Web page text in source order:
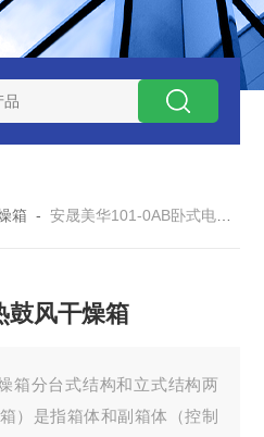
室小型高温马弗炉 陶瓷纤维
箱 -安晟美华101-0AB卧式电热鼓风干燥箱
鼓风干燥箱
箱分台式结构和立式结构两
）是指箱体和副箱体（控制